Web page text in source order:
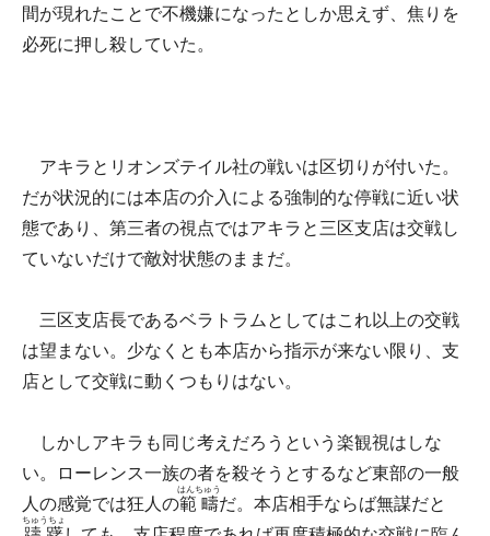
間が現れたことで不機嫌になったとしか思えず、焦りを
必死に押し殺していた。
アキラとリオンズテイル社の戦いは区切りが付いた。
だが状況的には本店の介入による強制的な停戦に近い状
態であり、第三者の視点ではアキラと三区支店は交戦し
ていないだけで敵対状態のままだ。
三区支店長であるベラトラムとしてはこれ以上の交戦
は望まない。少なくとも本店から指示が来ない限り、支
店として交戦に動くつもりはない。
しかしアキラも同じ考えだろうという楽観視はしな
い。ローレンス一族の者を殺そうとするなど東部の一般
人の感覚では狂人の範疇
はんちゅう
だ。本店相手ならば無謀だと
ちゅうちょ